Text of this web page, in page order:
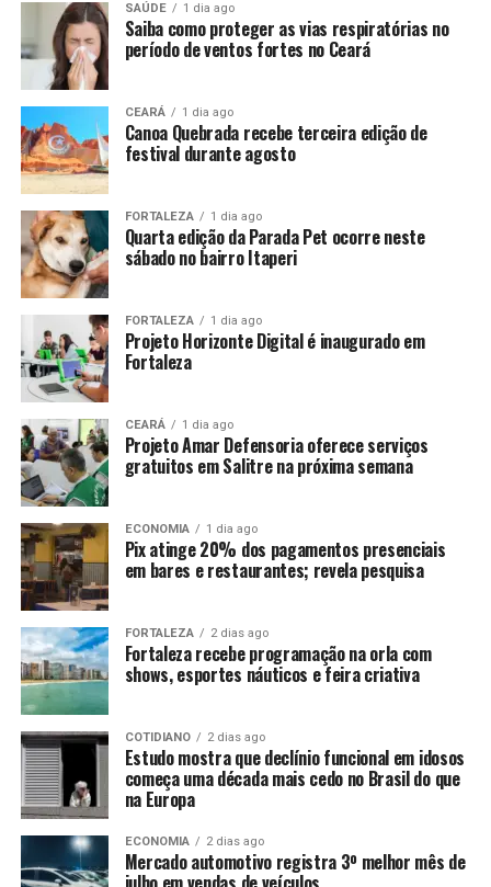
SAÚDE 1 dia ago
Saiba como proteger as vias respiratórias no
período de ventos fortes no Ceará
CEARÁ 1 dia ago
Canoa Quebrada recebe terceira edição de
festival durante agosto
FORTALEZA 1 dia ago
Quarta edição da Parada Pet ocorre neste
sábado no bairro Itaperi
FORTALEZA 1 dia ago
Projeto Horizonte Digital é inaugurado em
Fortaleza
CEARÁ 1 dia ago
Projeto Amar Defensoria oferece serviços
gratuitos em Salitre na próxima semana
ECONOMIA 1 dia ago
Pix atinge 20% dos pagamentos presenciais
em bares e restaurantes; revela pesquisa
FORTALEZA 2 dias ago
Fortaleza recebe programação na orla com
shows, esportes náuticos e feira criativa
COTIDIANO 2 dias ago
Estudo mostra que declínio funcional em idosos
começa uma década mais cedo no Brasil do que
na Europa
ECONOMIA 2 dias ago
Mercado automotivo registra 3º melhor mês de